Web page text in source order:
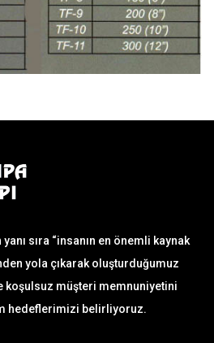
yanı sıra “insanın en önemli kaynak
yola çıkarak oluşturduğumuz
müşteri memnuniyetini
hedeflerimizi belirliyoruz.